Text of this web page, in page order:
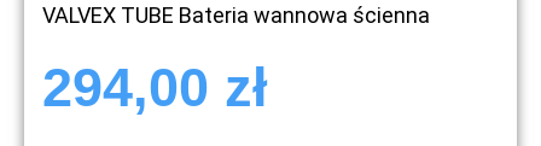
VALVEX TUBE Bateria wannowa ścienna
294,00 zł